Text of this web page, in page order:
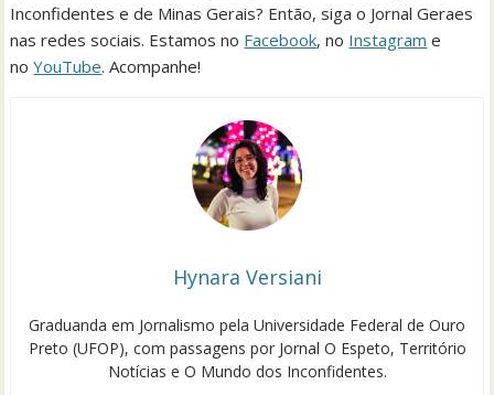
Inconfidentes e de Minas Gerais? Então, siga o Jornal Geraes
nas redes sociais. Estamos no Facebook, no Instagram e
noYouTube. Acompanhe!
Hynara Versiani
Graduanda em Jornalismo pela Universidade Federal de Ouro
Preto (UFOP), com passagens por Jornal O Espeto, Território
Notícias e O Mundo dos Inconfidentes.